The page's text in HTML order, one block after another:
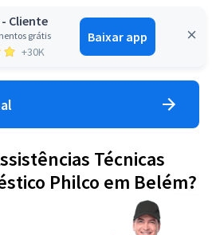
Cliente
grátis
+30K
Baixar app
Entrar
Técnicas
Philco em Belém?